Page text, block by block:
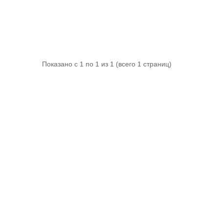
Показано с 1 по 1 из 1 (всего 1 страниц)